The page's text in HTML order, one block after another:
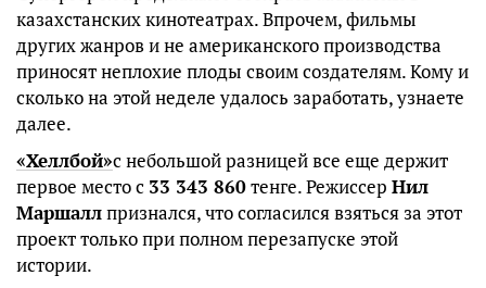
казахстанских кинотеатрах. Впрочем, фильмы
других жанров и не американского производства
приносят неплохие плоды своим создателям. Кому и
сколько на этой неделе удалось заработать, узнаете
далее.
«Хеллбой»с небольшой разницей все еще держит
первое место с 33 343 860тенге. Режиссер Нил
Маршаллпризнался, что согласился взяться за этот
проект только при полном перезапуске этой
истории.